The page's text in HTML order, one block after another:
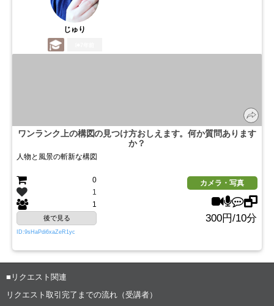
じゅり
ワンランク上の構図の見つけ方おしえます。何か質問あります
か？
人物と風景の斬新な構図
0
1
1
カメラ・写真
後で見る 300円/10分
ID:9sHaPdi6xaZeR1yc
■リクエスト関連
リクエスト取引完了までの流れ（受講者）